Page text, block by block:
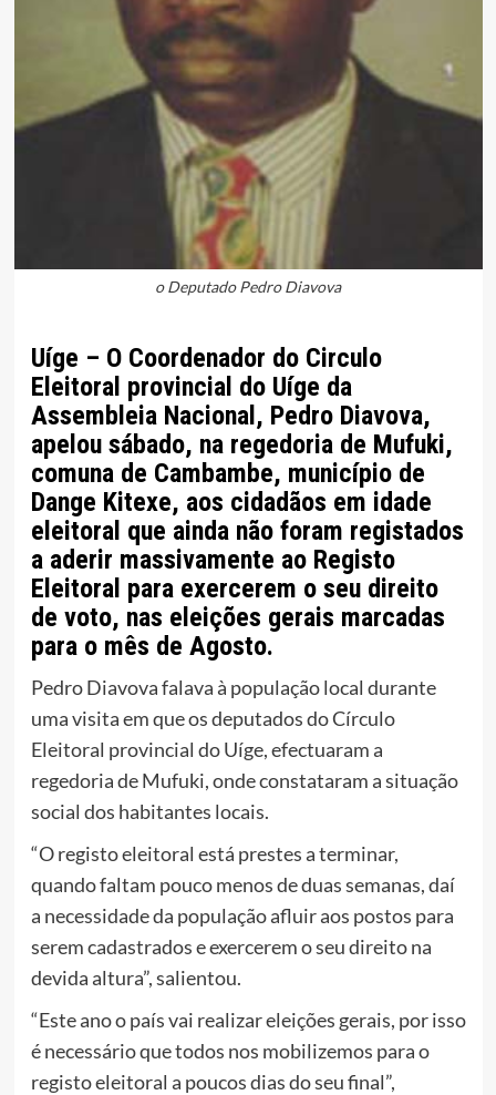
o Deputado Pedro Diavova
Uíge – O Coordenador do Circulo
Eleitoral provincial do Uíge da
Assembleia Nacional, Pedro Diavova,
apelou sábado, na regedoria de Mufuki,
comuna de Cambambe, município de
Dange Kitexe, aos cidadãos em idade
eleitoral que ainda não foram registados
a aderir massivamente ao Registo
Eleitoral para exercerem o seu direito
de voto, nas eleições gerais marcadas
para o mês de Agosto.
Pedro Diavova falava à população local durante
uma visita em que os deputados do Círculo
Eleitoral provincial do Uíge, efectuaram a
regedoria de Mufuki, onde constataram a situação
social dos habitantes locais.
“O registo eleitoral está prestes a terminar,
quando faltam pouco menos de duas semanas, daí
a necessidade da população afluir aos postos para
serem cadastrados e exercerem o seu direito na
devida altura”, salientou.
“Este ano o país vai realizar eleições gerais, por isso
é necessário que todos nos mobilizemos para o
registo eleitoral a poucos dias do seu final”,